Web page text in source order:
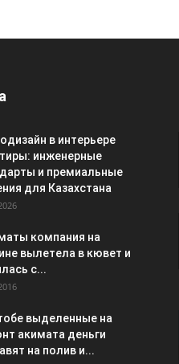
в интерьере
инженерные
и премиальные
для Казахстана
компания на
вылетела в кювет и
с...
выделенные на
акимата деньги
на полив и...